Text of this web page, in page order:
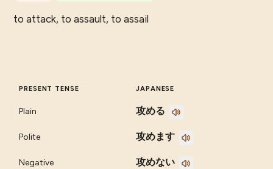
to attack, to assault, to assail
PRESENT TENSE JAPANESE
Plain 攻める
Polite 攻めます
Negative 攻めない